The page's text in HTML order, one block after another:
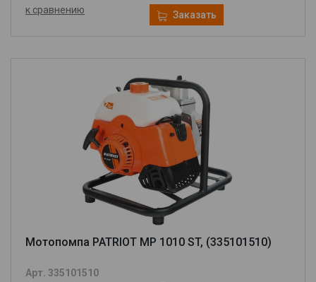
к сравнению Заказать
Мотопомпа PATRIOT MP 1010 ST, (335101510)
Арт. 335101510